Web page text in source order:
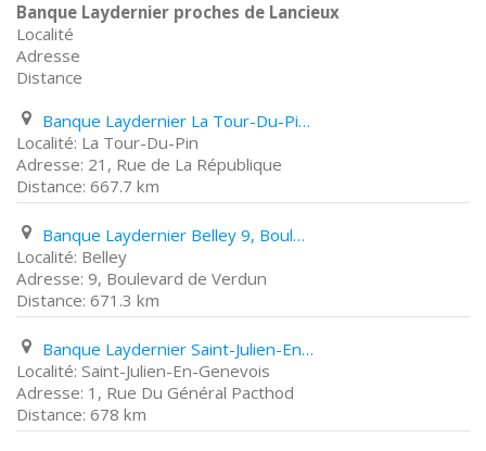
Banque Laydernier proches de Lancieux
Localité
Adresse
Distance
Banque Laydernier La Tour-Du-Pin 21, Rue de La République
La Tour-Du-Pin
21, Rue de La République
667.7 km
Banque Laydernier Belley 9, Boulevard de Verdun
Belley
9, Boulevard de Verdun
671.3 km
Banque Laydernier Saint-Julien-En-Genevois 1, Rue Du Général Pacthod
Saint-Julien-En-Genevois
1, Rue Du Général Pacthod
678 km